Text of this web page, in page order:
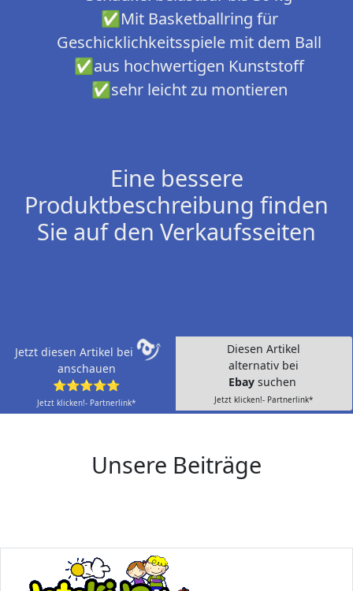
✅Mit Basketballring für
Geschicklichkeitsspiele mit dem Ball
✅aus hochwertigen Kunststoff
✅sehr leicht zu montieren
Eine bessere
Produktbeschreibung finden
Sie auf den Verkaufsseiten
Jetzt diesen Artikel bei
anschauen
⭐⭐⭐⭐⭐
Jetzt klicken!- Partnerlink*
Diesen Artikel
alternativ bei
Ebay suchen
Jetzt klicken!- Partnerlink*
Unsere Beiträge